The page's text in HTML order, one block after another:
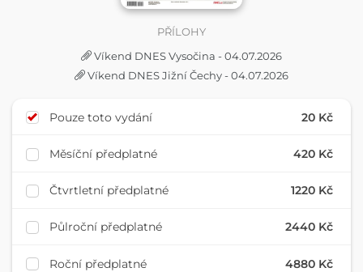
PŘÍLOHY
Víkend DNES Vysočina - 04.07.2026
Víkend DNES Jižní Čechy - 04.07.2026
Pouze toto vydání 20 Kč
Měsíční předplatné 420 Kč
Čtvrtletní předplatné 1220 Kč
Půlroční předplatné 2440 Kč
Roční předplatné 4880 Kč